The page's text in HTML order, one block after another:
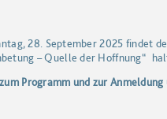
28. September 2025 findet
– Quelle der Hoffnung“
Programm und zur Anmeldung